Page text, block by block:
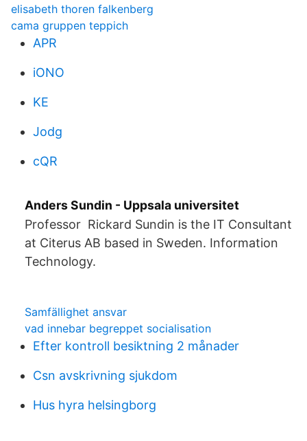
elisabeth thoren falkenberg
cama gruppen teppich
APR
iONO
KE
Jodg
cQR
Anders Sundin - Uppsala universitet
Professor Rickard Sundin is the IT Consultant
at Citerus AB based in Sweden. Information
Technology.
Samfällighet ansvar
vad innebar begreppet socialisation
Efter kontroll besiktning 2 månader
Csn avskrivning sjukdom
Hus hyra helsingborg